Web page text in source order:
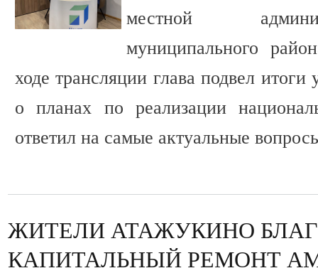
местной
муниципального
ходе трансляции глава подвел итоги
о планах по реализации
ответил на самые актуальные
ЖИТЕЛИ АТАЖУКИНО
КАПИТАЛЬНЫЙ РЕМОНТ